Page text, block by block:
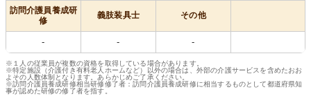
訪問介護員養成研
修
義肢装具士 その他
- - -
※１人の従業員が複数の資格を取得している場合があります。
※特定施設（介護付き有料老人ホームなど）以外の場合は、外部の介護サービスを含めたおお
よその人数体制となります。あらかじめご了承ください。
※訪問介護員養成研修相当研修修了者：訪問介護員養成研修に相当するものとして都道府県知
事が認めた研修の修了者を指す。